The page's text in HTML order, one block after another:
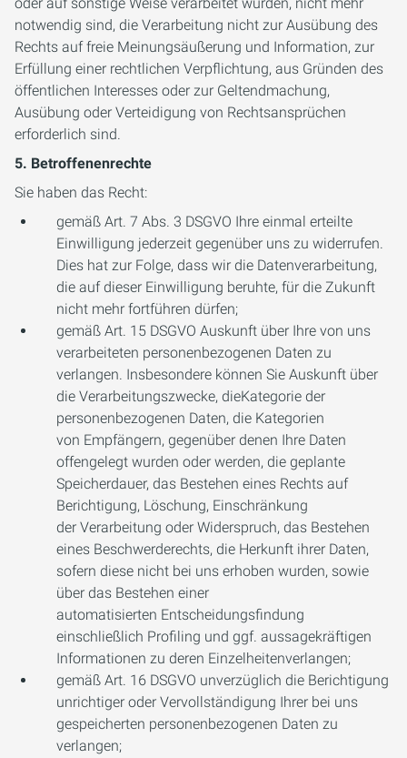
notwendig sind, die Verarbeitung nicht zur Ausübung des
Rechts auf freie Meinungsäußerung und Information, zur
Erfüllung einer rechtlichen Verpflichtung, aus Gründen des
öffentlichen Interesses oder zur Geltendmachung,
Ausübung oder Verteidigung von Rechtsansprüchen
erforderlich sind.
5. Betroffenenrechte
Sie haben das Recht:
gemäß Art. 7 Abs. 3 DSGVO Ihre einmal erteilte
Einwilligung jederzeit gegenüber uns zu widerrufen.
Dies hat zur Folge, dass wir die Datenverarbeitung,
die auf dieser Einwilligung beruhte, für die Zukunft
nicht mehr fortführen dürfen;
gemäß Art. 15 DSGVO Auskunft über Ihre von uns
verarbeiteten personenbezogenen Daten zu
verlangen. Insbesondere können Sie Auskunft über
die Verarbeitungszwecke, dieKategorie der
personenbezogenen Daten, die Kategorien
von Empfängern, gegenüber denen Ihre Daten
offengelegt wurden oder werden, die geplante
Speicherdauer, das Bestehen eines Rechts auf
Berichtigung, Löschung, Einschränkung
der Verarbeitung oder Widerspruch, das Bestehen
eines Beschwerderechts, die Herkunft ihrer Daten,
sofern diese nicht bei uns erhoben wurden, sowie
über das Bestehen einer
automatisierten Entscheidungsfindung
einschließlich Profiling und ggf. aussagekräftigen
Informationen zu deren Einzelheitenverlangen;
gemäß Art. 16 DSGVO unverzüglich die Berichtigung
unrichtiger oder Vervollständigung Ihrer bei uns
gespeicherten personenbezogenen Daten zu
verlangen;